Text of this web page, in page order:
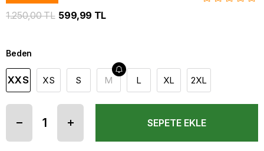
1.250,00 TL 599,99 TL
Beden
XXS XS S M L XL 2XL